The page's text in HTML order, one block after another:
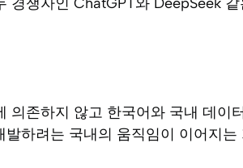
의존하지 않고 한국어와 국내 데이
하려는 국내의 움직임이 이어지는